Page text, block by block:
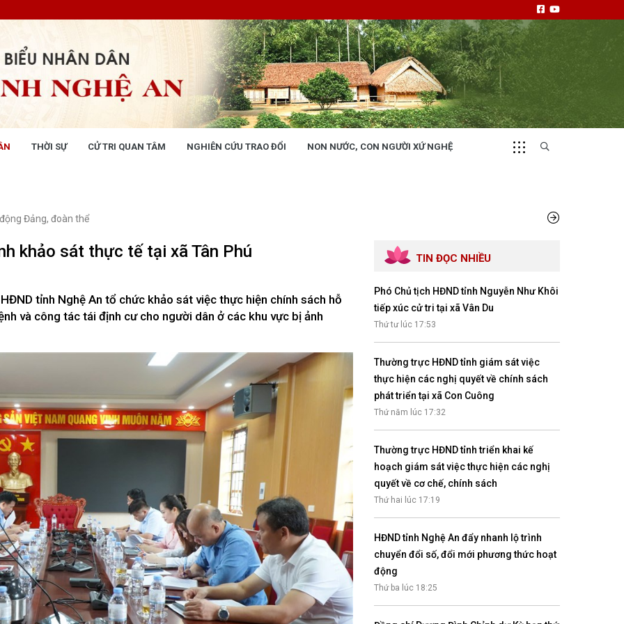
THỜI SỰ CỬ TRI QUAN TÂM NGHIÊN CỨU TRAO ĐỔI NON NƯỚC, CON NGƯỜI XỨ NGHỆ
Đảng, đoàn thể
sát, khảo sát
DỰNG CHÍNH SÁCH,
dựng Chính Sách, Pháp Luật
XÂY DỰNG NÔNG THÔN MỚI
Xây dựng nông thôn mới
NHỊP CẦU ĐẦU TƯ
Nhịp cầu đầu tư
CON NGƯỜI XỨ NGHỆ
xứ Nghệ
con người xứ Nghệ
xứ Nghệ
Tây Nghệ An - tiềm năng và
triển
Nghệ
NHÌN RA TỈNH BẠN, XÃ BẠN
Nhìn ra tỉnh bạn, xã bạn
VĂN HỌC - NGHỆ THUẬT
THƯƠNG HIỆU
thương hiệu
LIÊN KẾT NGOÀI
Youtube ĐBND tỉnh Nghệ An
Fanpage ĐBND tỉnh Nghệ An
Cổng thông tin điện tử tỉnh Nghệ An
Cổng thông tin điện tử Quốc hội
Cơ sở dữ liệu quốc gia về văn bản pháp
Đảng, đoàn thể
khảo sát thực tế tại xã Tân Phú
tỉnh Nghệ An tổ chức khảo sát việc thực hiện chính sách hỗ
và công tác tái định cư cho người dân ở các khu vực bị ảnh
TIN ĐỌC NHIỀU
Phó Chủ tịch HĐND tỉnh Nguyễn Như Khôi
tiếp xúc cử tri tại xã Vân Du
Thứ tư lúc 17:53
Thường trực HĐND tỉnh giám sát việc
thực hiện các nghị quyết về chính sách
phát triển tại xã Con Cuông
Thứ năm lúc 17:32
Thường trực HĐND tỉnh triển khai kế
hoạch giám sát việc thực hiện các nghị
quyết về cơ chế, chính sách
Thứ hai lúc 17:19
HĐND tỉnh Nghệ An đẩy nhanh lộ trình
chuyển đổi số, đổi mới phương thức hoạt
động
Thứ ba lúc 18:25